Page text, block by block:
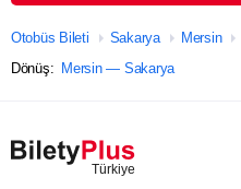
Otobüs Bileti Sakarya Mersin
Dönüş: Mersin — Sakarya